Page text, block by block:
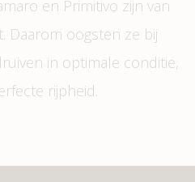
en Primitivo zijn van
Daarom oogsten ze bij
in optimale conditie,
rijpheid.